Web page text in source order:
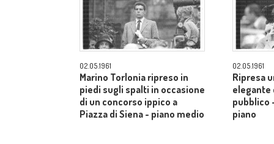
02.05.1961
Marino Torlonia ripreso in
piedi sugli spalti in occasione
di un concorso ippico a
Piazza di Siena - piano medio
02.05.1961
Ripresa
elegante
pubblico
piano